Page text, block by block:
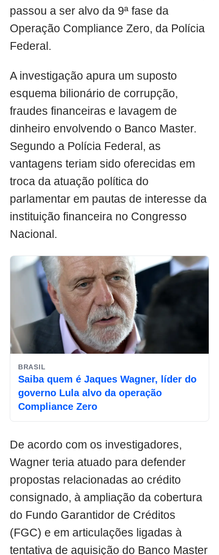
passou a ser alvo da 9ª fase da
Operação Compliance Zero, da Polícia
Federal.
A investigação apura um suposto
esquema bilionário de corrupção,
fraudes financeiras e lavagem de
dinheiro envolvendo o Banco Master.
Segundo a Polícia Federal, as
vantagens teriam sido oferecidas em
troca da atuação política do
parlamentar em pautas de interesse da
instituição financeira no Congresso
Nacional.
BRASIL
Saiba quem é Jaques Wagner, líder do
governo Lula alvo da operação
Compliance Zero
De acordo com os investigadores,
Wagner teria atuado para defender
propostas relacionadas ao crédito
consignado, à ampliação da cobertura
do Fundo Garantidor de Créditos
(FGC) e em articulações ligadas à
tentativa de aquisição do Banco Master